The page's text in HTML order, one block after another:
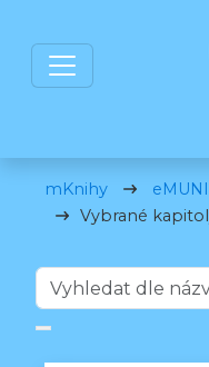
mKnihy
eMUNI
Vybrané